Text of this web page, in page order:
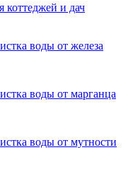
коттеджей и дач
воды от железа
воды от марганца
воды от мутности